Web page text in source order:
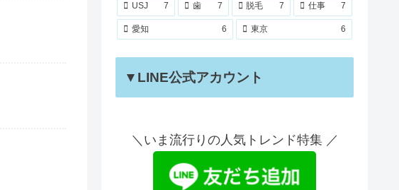
USJ 7 歯 7 脱毛 7 仕事 7
愛知 6 東京 6
▼LINE公式アカウント
＼いま流行りの人気トレンド特集 ／